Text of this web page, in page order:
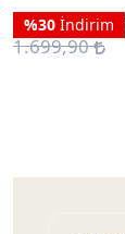
%30 İndirim
1.699,90